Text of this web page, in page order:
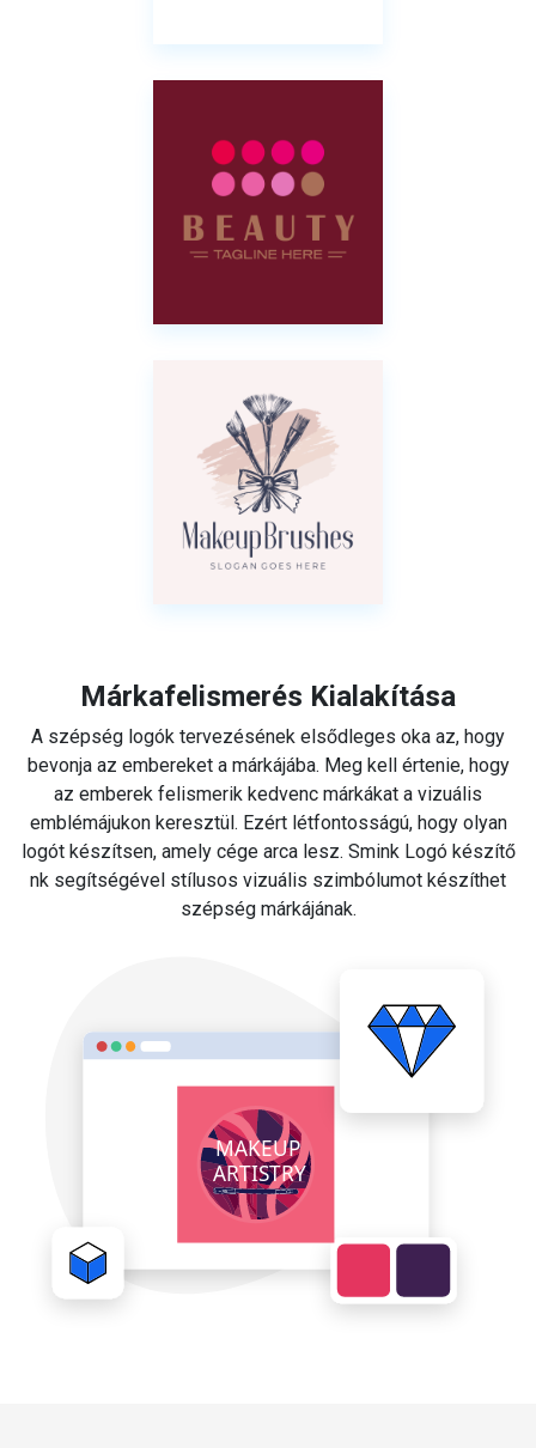
Márkafelismerés Kialakítása
A szépség logók tervezésének elsődleges oka az, hogy
bevonja az embereket a márkájába. Meg kell értenie, hogy
az emberek felismerik kedvenc márkákat a vizuális
emblémájukon keresztül. Ezért létfontosságú, hogy olyan
logót készítsen, amely cége arca lesz. Smink Logó készítő
nk segítségével stílusos vizuális szimbólumot készíthet
szépség márkájának.